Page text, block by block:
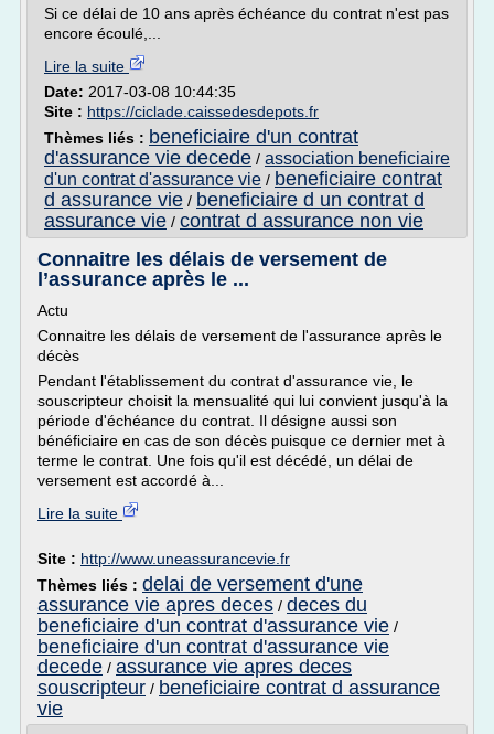
Si ce délai de 10 ans après échéance du contrat n'est pas
encore écoulé,...
Lire la suite
Date: 2017-03-08 10:44:35
Site : https://ciclade.caissedesdepots.fr
Thèmes liés : beneficiaire d'un contrat
d'assurance vie decede / association beneficiaire
d'un contrat d'assurance vie / beneficiaire contrat
d assurance vie / beneficiaire d un contrat d
assurance vie / contrat d assurance non vie
Connaitre les délais de versement de
l’assurance après le ...
Actu
Connaitre les délais de versement de l'assurance après le
décès
Pendant l'établissement du contrat d'assurance vie, le
souscripteur choisit la mensualité qui lui convient jusqu'à la
période d'échéance du contrat. Il désigne aussi son
bénéficiaire en cas de son décès puisque ce dernier met à
terme le contrat. Une fois qu'il est décédé, un délai de
versement est accordé à...
Lire la suite
Site : http://www.uneassurancevie.fr
Thèmes liés : delai de versement d'une
assurance vie apres deces / deces du
beneficiaire d'un contrat d'assurance vie /
beneficiaire d'un contrat d'assurance vie
decede / assurance vie apres deces
souscripteur / beneficiaire contrat d assurance
vie